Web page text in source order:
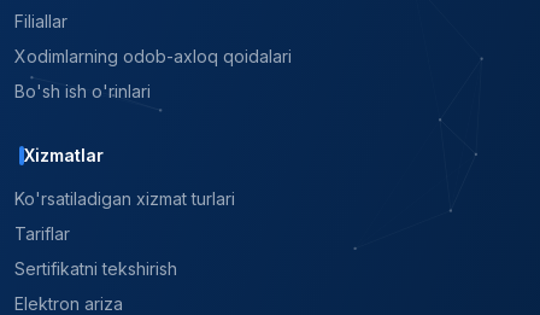
Filiallar
Xodimlarning odob-axloq qoidalari
Bo'sh ish o'rinlari
Xizmatlar
Ko'rsatiladigan xizmat turlari
Tariflar
Sertifikatni tekshirish
Elektron ariza